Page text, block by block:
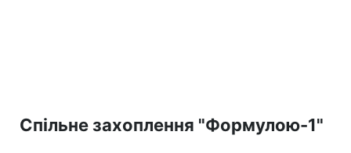
Спільне захоплення "Формулою-1"